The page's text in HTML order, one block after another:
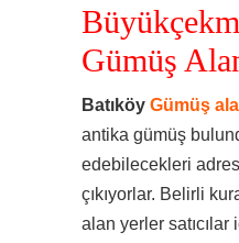
Gümüş
Batıköy Gümüş
antika gümüş
edebilecekleri
çıkıyorlar. Belirli
alan yerler